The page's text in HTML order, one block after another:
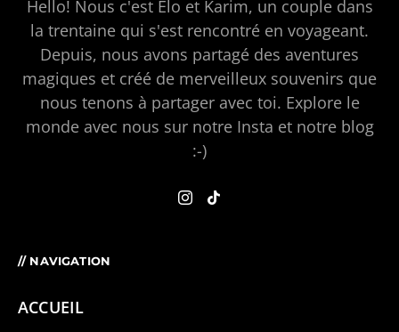
Hello! Nous c'est Elo et Karim, un couple dans
la trentaine qui s'est rencontré en voyageant.
Depuis, nous avons partagé des aventures
magiques et créé de merveilleux souvenirs que
nous tenons à partager avec toi. Explore le
monde avec nous sur notre Insta et notre blog
:-)
// NAVIGATION
ACCUEIL